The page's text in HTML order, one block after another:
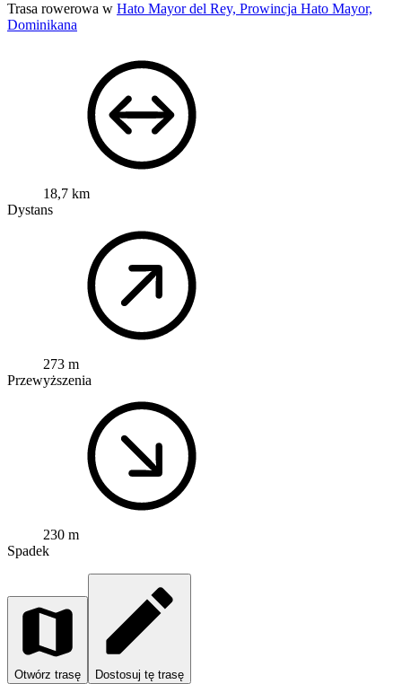
Trasa rowerowa w Hato Mayor del Rey, Prowincja Hato Mayor,
Dominikana
18,7 km
Dystans
273 m
Przewyższenia
230 m
Spadek
Otwórz trasę Dostosuj tę trasę